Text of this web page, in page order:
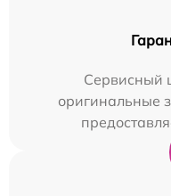
Сервисный
оригинальные